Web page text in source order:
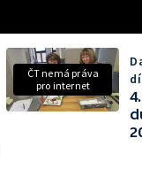
ČT nemá práva
pro internet
4.